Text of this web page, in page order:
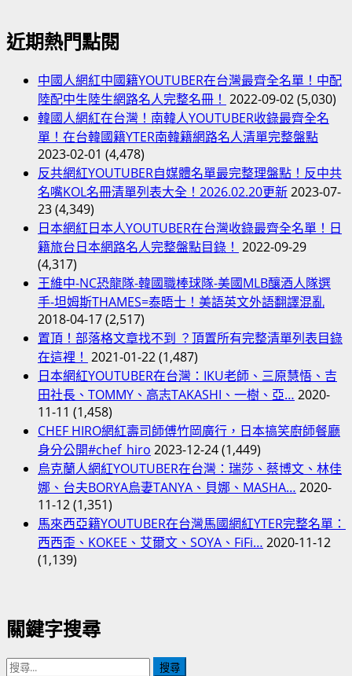
近期熱門點閱
中國人網紅中國籍YOUTUBER在台灣最齊全名單！中配
陸配中生陸生網路名人完整名冊！ 2022-09-02(5,030)
韓國人網紅在台灣！南韓人YOUTUBER收錄最齊全名
單！在台韓國籍YTER南韓籍網路名人清單完整盤點
2023-02-01 (4,478)
反共網紅YOUTUBER自媒體名單最完整理盤點！反中共
名嘴KOL名冊清單列表大全！2026.02.20更新2023-07-
23(4,349)
日本網紅日本人YOUTUBER在台灣收錄最齊全名單！日
籍旅台日本網路名人完整盤點目錄！ 2022-09-29
(4,317)
王維中-NC恐龍隊-韓國職棒球隊-美國MLB釀酒人隊選
手-坦姆斯THAMES=泰晤士！美語英文外語翻譯混亂
2018-04-17(2,517)
置頂！部落格文章找不到 ？頂置所有完整清單列表目錄
在這裡！ 2021-01-22(1,487)
日本網紅YOUTUBER在台灣：IKU老師、三原慧悟、吉
田社長、TOMMY、高志TAKASHI、一樹、亞… 2020-
11-11 (1,458)
CHEF HIRO網紅壽司師傅竹岡廣行，日本搞笑廚師餐廳
身分公開#chef_hiro 2023-12-24(1,449)
烏克蘭人網紅YOUTUBER在台灣：瑞莎、蔡博文、林佳
娜、台夫BORYA烏妻TANYA、貝娜、MASHA… 2020-
11-12(1,351)
馬來西亞籍YOUTUBER在台灣馬國網紅YTER完整名單：
西西歪、KOKEE、艾爾文、SOYA、FiFi… 2020-11-12
(1,139)
關鍵字搜尋
搜